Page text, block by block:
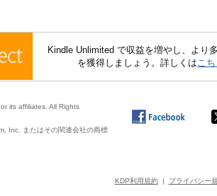
Kindle Unlimited で収益を増やし、より
を獲得しましょう。詳しくはこち
its affiliates. All Rights
Inc. またはその関連会社の商標
KDP利用規約| プライバシー